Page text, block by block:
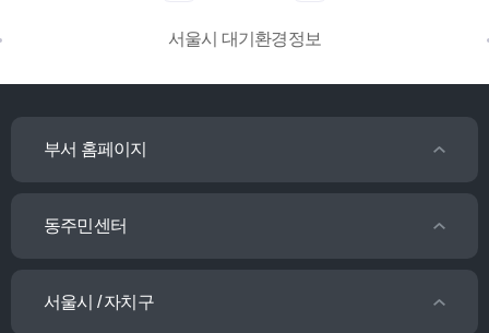
서울시 대기환경정보
부서 홈페이지
동주민센터
서울시 / 자치구